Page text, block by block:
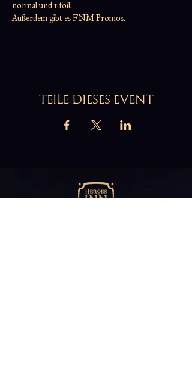
normal und 1 foil.
Außerdem gibt es FNM Promos.
TEILE DIESES EVENT